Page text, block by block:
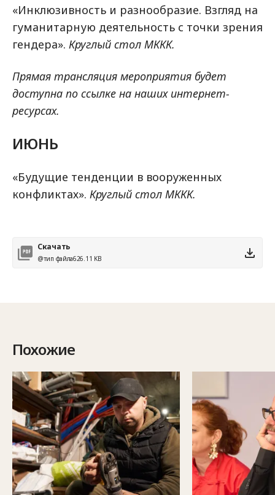
«Инклюзивность и разнообразие. Взгляд на
гуманитарную деятельность с точки зрения
гендера». Круглый стол МККК.
Прямая трансляция мероприятия будет
доступна по ссылке на наших интернет-
ресурсах.
ИЮНЬ
«Будущие тенденции в вооруженных
конфликтах». Круглый стол МККК.
Скачать
@тип файла626.11 KB
Похожие